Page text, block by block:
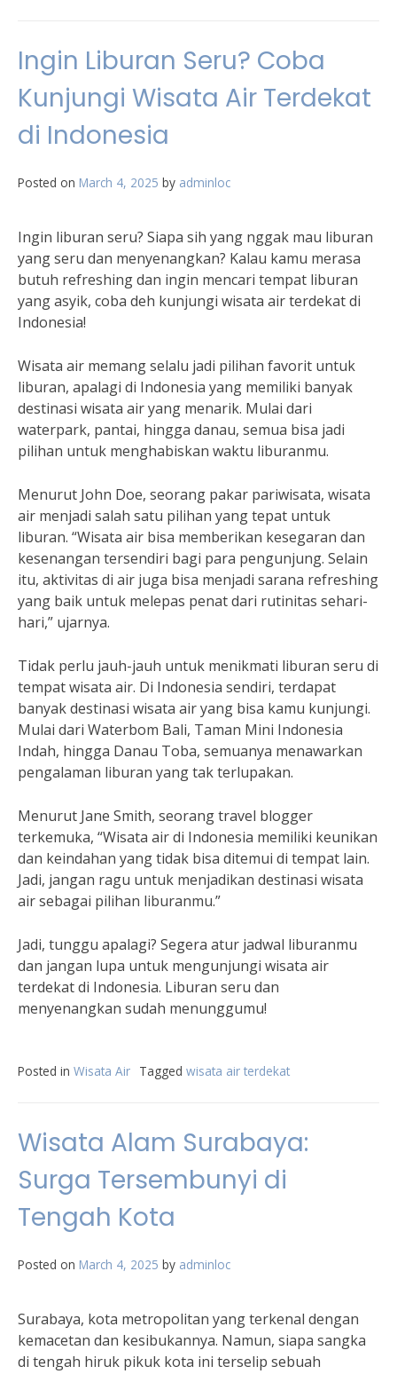
Ingin Liburan Seru? Coba
Kunjungi Wisata Air Terdekat
di Indonesia
Posted on March 4, 2025 by adminloc
Ingin liburan seru? Siapa sih yang nggak mau liburan
yang seru dan menyenangkan? Kalau kamu merasa
butuh refreshing dan ingin mencari tempat liburan
yang asyik, coba deh kunjungi wisata air terdekat di
Indonesia!
Wisata air memang selalu jadi pilihan favorit untuk
liburan, apalagi di Indonesia yang memiliki banyak
destinasi wisata air yang menarik. Mulai dari
waterpark, pantai, hingga danau, semua bisa jadi
pilihan untuk menghabiskan waktu liburanmu.
Menurut John Doe, seorang pakar pariwisata, wisata
air menjadi salah satu pilihan yang tepat untuk
liburan. “Wisata air bisa memberikan kesegaran dan
kesenangan tersendiri bagi para pengunjung. Selain
itu, aktivitas di air juga bisa menjadi sarana refreshing
yang baik untuk melepas penat dari rutinitas sehari-
hari,” ujarnya.
Tidak perlu jauh-jauh untuk menikmati liburan seru di
tempat wisata air. Di Indonesia sendiri, terdapat
banyak destinasi wisata air yang bisa kamu kunjungi.
Mulai dari Waterbom Bali, Taman Mini Indonesia
Indah, hingga Danau Toba, semuanya menawarkan
pengalaman liburan yang tak terlupakan.
Menurut Jane Smith, seorang travel blogger
terkemuka, “Wisata air di Indonesia memiliki keunikan
dan keindahan yang tidak bisa ditemui di tempat lain.
Jadi, jangan ragu untuk menjadikan destinasi wisata
air sebagai pilihan liburanmu.”
Jadi, tunggu apalagi? Segera atur jadwal liburanmu
dan jangan lupa untuk mengunjungi wisata air
terdekat di Indonesia. Liburan seru dan
menyenangkan sudah menunggumu!
Posted in Wisata Air Tagged wisata air terdekat
Wisata Alam Surabaya:
Surga Tersembunyi di
Tengah Kota
Posted on March 4, 2025 by adminloc
Surabaya, kota metropolitan yang terkenal dengan
kemacetan dan kesibukannya. Namun, siapa sangka
di tengah hiruk pikuk kota ini terselip sebuah